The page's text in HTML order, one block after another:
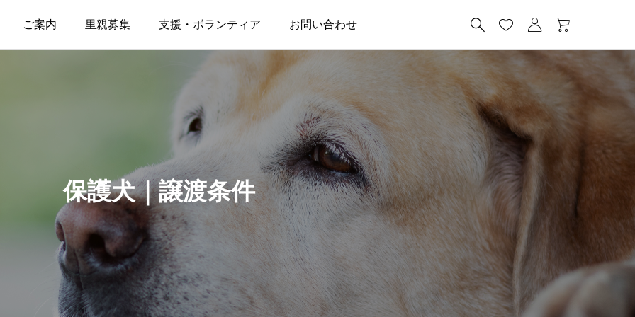
ご案内 里親募集 支援・ボランティア お問い合わせ    
保護犬｜譲渡条件